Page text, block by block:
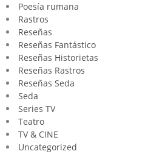
Poesía rumana
Rastros
Reseñas
Reseñas Fantástico
Reseñas Historietas
Reseñas Rastros
Reseñas Seda
Seda
Series TV
Teatro
TV & CINE
Uncategorized